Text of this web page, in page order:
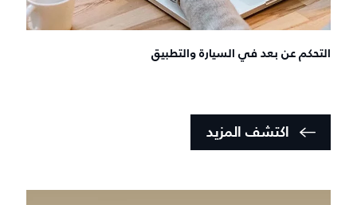
التحكم عن بعد في السيارة والتطبيق
اكتشف المزيد